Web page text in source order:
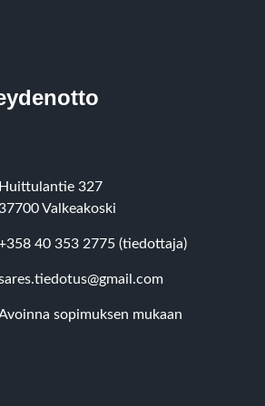
327
Valkeakoski
40 353 2775 (tiedottaja)
sopimuksen mukaan